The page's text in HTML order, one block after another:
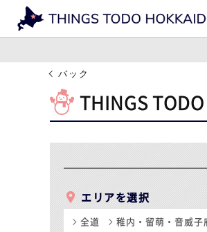
バック
THINGS
エリアを選択
全道 稚内・留萌・音威子